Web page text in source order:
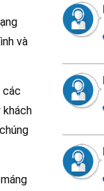
và
các
khách